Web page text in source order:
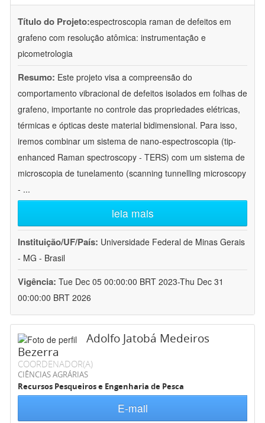
Título do Projeto:espectroscopia raman de defeitos em
grafeno com resolução atômica: instrumentação e
picometrologia
Resumo: Este projeto visa a compreensão do
comportamento vibracional de defeitos isolados em folhas de
grafeno, importante no controle das propriedades elétricas,
térmicas e ópticas deste material bidimensional. Para isso,
iremos combinar um sistema de nano-espectroscopia (tip-
enhanced Raman spectroscopy - TERS) com um sistema de
microscopia de tunelamento (scanning tunnelling microscopy
- ...
leia mais
Instituição/UF/País: Universidade Federal de Minas Gerais
- MG - Brasil
Vigência: Tue Dec 05 00:00:00 BRT 2023-Thu Dec 31
00:00:00 BRT 2026
Adolfo Jatobá Medeiros
Bezerra
COORDENADOR(A)
CIÊNCIAS AGRÁRIAS
Recursos Pesqueiros e Engenharia de Pesca
E-mail